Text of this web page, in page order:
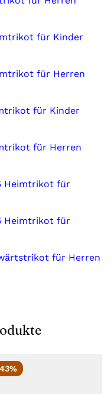
für Kinder
für Herren
für Kinder
für Herren
Heimtrikot für
Heimtrikot für
für Herren